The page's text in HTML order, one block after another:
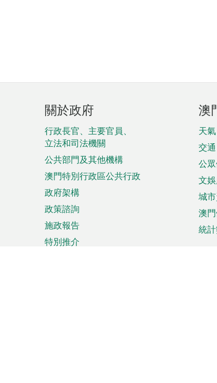
頁
腳
菜
單
關於政府
行政長官、主要官員、
立法和司法機關
公共部門及其他機構
澳門特別行政區公共行政
政府架構
政策諮詢
施政報告
特別推介
澳
天氣
交通
公
文
城
澳
統